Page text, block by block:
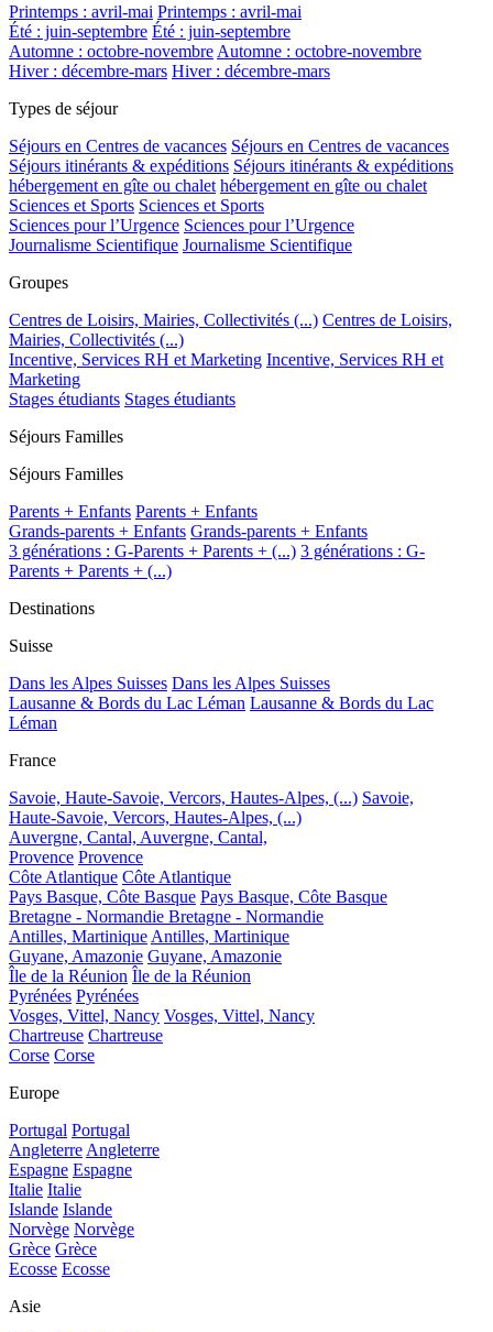
Printemps : avril-mai Printemps : avril-mai
Été : juin-septembre Été : juin-septembre
Automne : octobre-novembre Automne : octobre-novembre
Hiver : décembre-mars Hiver : décembre-mars
Types de séjour
Séjours en Centres de vacances Séjours en Centres de vacances
Séjours itinérants & expéditions Séjours itinérants & expéditions
hébergement en gîte ou chalet hébergement en gîte ou chalet
Sciences et Sports Sciences et Sports
Sciences pour l’Urgence Sciences pour l’Urgence
Journalisme Scientifique Journalisme Scientifique
Groupes
Centres de Loisirs, Mairies, Collectivités (...) Centres de Loisirs,
Mairies, Collectivités (...)
Incentive, Services RH et Marketing Incentive, Services RH et
Marketing
Stages étudiants Stages étudiants
Séjours Familles
Séjours Familles
Parents + Enfants Parents + Enfants
Grands-parents + Enfants Grands-parents + Enfants
3 générations : G-Parents + Parents + (...) 3 générations : G-
Parents + Parents + (...)
Destinations
Suisse
Dans les Alpes Suisses Dans les Alpes Suisses
Lausanne & Bords du Lac Léman Lausanne & Bords du Lac
Léman
France
Savoie, Haute-Savoie, Vercors, Hautes-Alpes, (...) Savoie,
Haute-Savoie, Vercors, Hautes-Alpes, (...)
Auvergne, Cantal, Auvergne, Cantal,
Provence Provence
Côte Atlantique Côte Atlantique
Pays Basque, Côte Basque Pays Basque, Côte Basque
Bretagne - Normandie Bretagne - Normandie
Antilles, Martinique Antilles, Martinique
Guyane, Amazonie Guyane, Amazonie
Île de la Réunion Île de la Réunion
Pyrénées Pyrénées
Vosges, Vittel, Nancy Vosges, Vittel, Nancy
Chartreuse Chartreuse
Corse Corse
Europe
Portugal Portugal
Angleterre Angleterre
Espagne Espagne
Italie Italie
Islande Islande
Norvège Norvège
Grèce Grèce
Ecosse Ecosse
Asie